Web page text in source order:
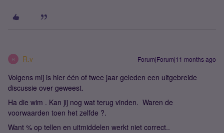
R R.v Forum|Forum|11 months ago
Volgens mij is hier één of twee jaar geleden een uitgebreide
discussie over geweest.
Ha die wim . Kan jij nog wat terug vinden. Waren de
voorwaarden toen het zelfde ?.
Want % op tellen en uitmiddelen werkt niet correct..